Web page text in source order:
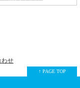
わせ
↑ PAGE TOP